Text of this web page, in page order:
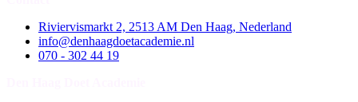
Riviervismarkt 2, 2513 AM Den Haag, Nederland
info@denhaagdoetacademie.nl
070 - 302 44 19